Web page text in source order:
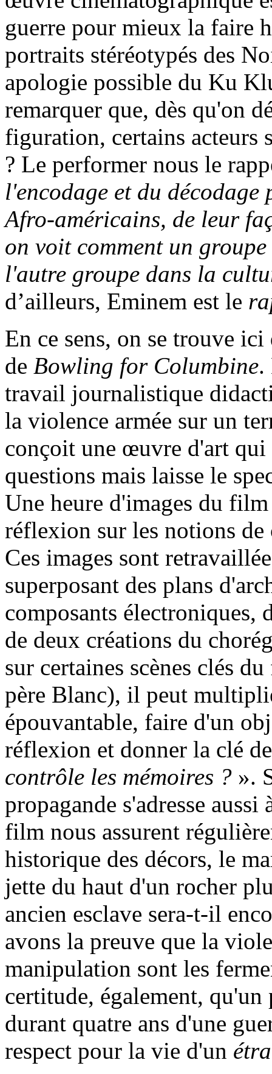
guerre pour mieux la faire
portraits stéréotypés des
apologie possible du Ku
remarquer que, dès qu'on
figuration, certains acteurs
? Le performer nous le
l'encodage et du décodage
Afro-américains, de leur
on voit comment un
l'autre groupe dans la
d’ailleurs, Eminem est le
En ce sens, on se trouve
de Bowling for Columbine.
travail journalistique
la violence armée sur un
conçoit une œuvre d'art qui
questions mais laisse le
Une heure d'images du
réflexion sur les notions de
Ces images sont
superposant des plans
composants électroniques,
de deux créations du
sur certaines scènes clés
père Blanc), il peut
épouvantable, faire d'un
réflexion et donner la clé
contrôle les mémoires ? ».
propagande s'adresse
film nous assurent
historique des décors, le
jette du haut d'un rocher
ancien esclave sera-t-il
avons la preuve que la
manipulation sont les
certitude, également, qu'un
durant quatre ans d'une
respect pour la vie d'un